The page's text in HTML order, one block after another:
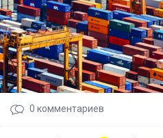
0 комментариев